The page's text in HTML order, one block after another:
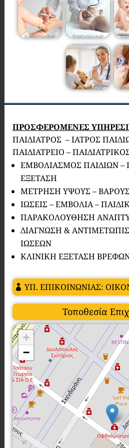
ΠΡΟΣΦΕΡΟΜΕΝΕΣ
ΠΑΙΔΙΑΤΡΟΣ – ΙΑΤΡΟΣ
ΠΑΙΔΙΑΤΡΕΙΟ –
ΕΜΒΟΛΙΑΣΜΟΣ ΠΑΙΔΙΩΝ –
ΕΞΕΤΑΣΗ
ΜΕΤΡΗΣΗ ΥΨΟΥΣ – ΒΑΡΟΥΣ
ΙΩΣΕΙΣ – ΕΜΒΟΛΙΑ –
ΠΑΡΑΚΟΛΟΥΘΗΣΗ
ΔΙΑΓΝΩΣΗ &
ΙΩΣΕΩΝ
ΚΛΙΝΙΚΗ ΕΞΕΤΑΣΗ
ΥΠ. ΕΠΙΚΟΙΝΩΝΙΑΣ:
Τοποθεσία
+
−